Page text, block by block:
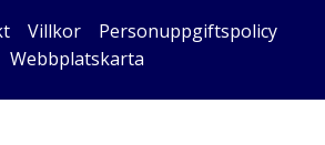
Villkor
Personuppgiftspolicy
Webbplatskarta